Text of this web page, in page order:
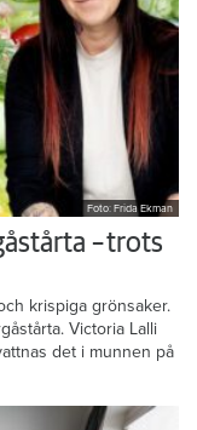
Foto: Frida Ekman
– trots
krispiga grönsaker.
Victoria Lalli
det i munnen på